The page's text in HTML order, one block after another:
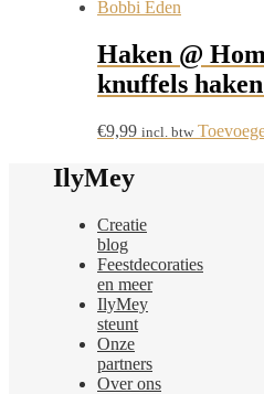
Haken @
knuffels
€9,99 incl. btw
IlyMey
Creatie
blog
Feestdecoraties
en meer
IlyMey
steunt
Onze
partners
Over ons